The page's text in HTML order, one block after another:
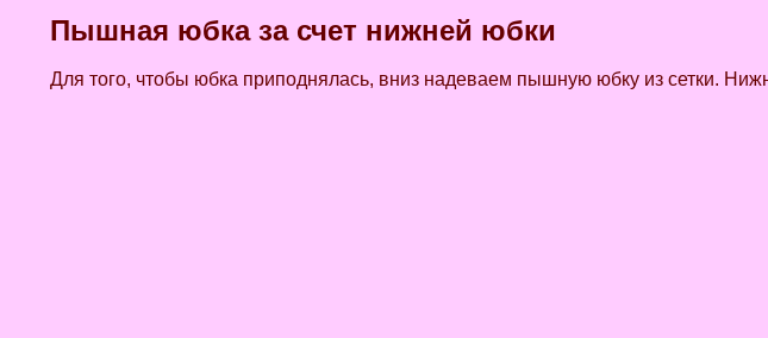
Пышная юбка за счет нижней юбки
Для того, чтобы юбка приподнялась, вниз надеваем пышную юбку из сетки.